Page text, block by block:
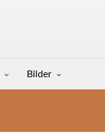
Bilder